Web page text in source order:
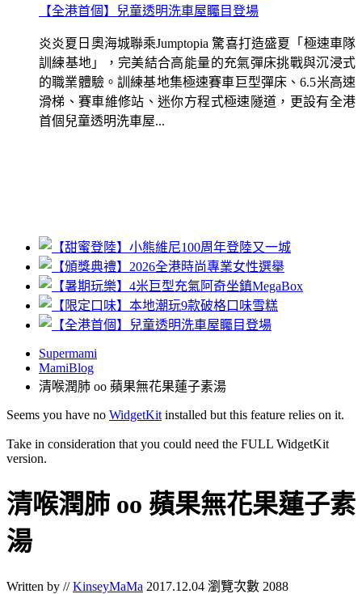
【全港首個】兒童透明洗車屋矚目登場
炎炎夏日奧海城聯乘Jumptopia 驚喜打造盛夏「極速車隊
訓練基地」，完美結合高能量的充氣彈床挑戰與沉浸式
的職業體驗。訓練基地集極速賽車巨型彈床、6.5米高速
滑梯、賽車維修站、迷你方程式極速隧道，更設有全港
首個兒童透明洗車屋...
Supermami
MamiBlog
清喉潤肺 oo 蘋果無花果蓮子素湯
Seems you have no WidgetKit installed but this feature relies on it.
Take in consideration that you could need the FULL WidgetKit
version.
清喉潤肺 oo 蘋果無花果蓮子素
湯
Written by //KinseyMaMa 2017.12.04 瀏覽次數 2088